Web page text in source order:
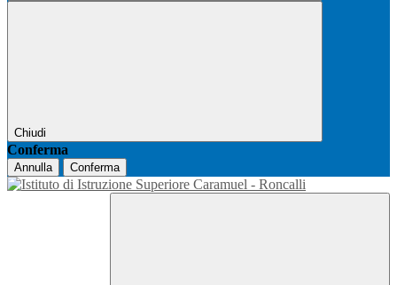
Chiudi
Conferma
Annulla Conferma